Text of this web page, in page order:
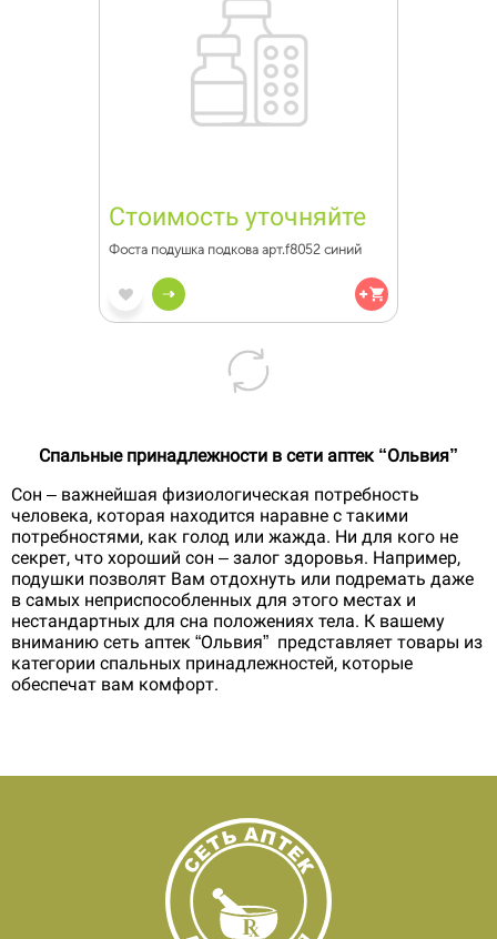
Стоимость уточняйте
Фоста подушка подкова арт.f8052 синий
Спальные принадлежности в сети аптек “Ольвия”
Сон – важнейшая физиологическая потребность
человека, которая находится наравне с такими
потребностями, как голод или жажда. Ни для кого не
секрет, что хороший сон – залог здоровья. Например,
подушки позволят Вам отдохнуть или подремать даже
в самых неприспособленных для этого местах и
нестандартных для сна положениях тела. К вашему
вниманию сеть аптек “Ольвия” представляет товары из
категории спальных принадлежностей, которые
обеспечат вам комфорт.